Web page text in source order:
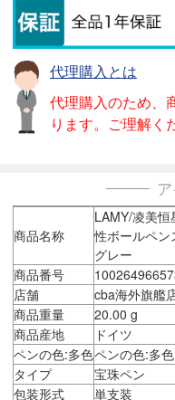
代理購入とは
代理購入のため、
ります。ご理解く
商品名称
LAMY/凌美
性ボールペ
グレー
商品番号
店舗
cba海外旗艦
商品重量
20.00 g
商品産地
ドイツ
ペンの色:多色ペンの色:多色
タイプ
宝珠ペン
包装形式
単支装